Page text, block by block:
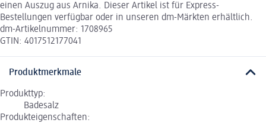
einen Auszug aus Arnika. Dieser Artikel ist für Express-
Bestellungen verfügbar oder in unseren dm-Märkten erhältlich.
dm-Artikelnummer: 1708965
GTIN: 4017512177041
Produktmerkmale
Produkttyp:
Badesalz
Produkteigenschaften: